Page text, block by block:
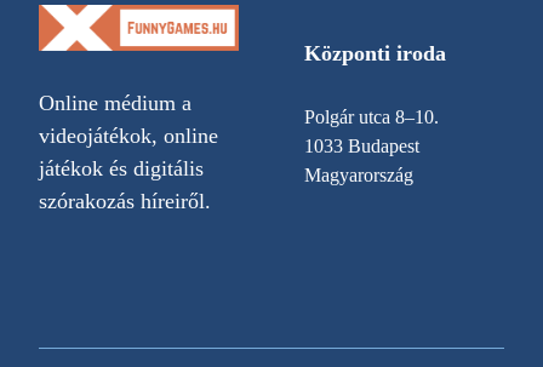
Online médium a
videojátékok, online
játékok és digitális
szórakozás híreiről.
Központi iroda
Polgár utca 8–10.
1033 Budapest
Magyarország